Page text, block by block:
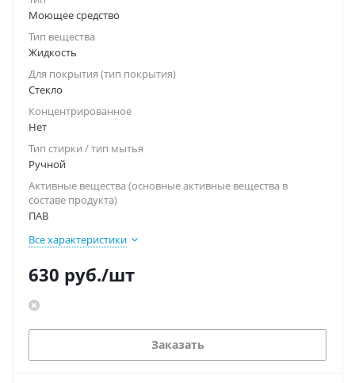
Моющее средство
Тип вещества
Жидкость
Для покрытия (тип покрытия)
Стекло
Концентрированное
Нет
Тип стирки / тип мытья
Ручной
Активные вещества (основные активные вещества в
составе продукта)
ПАВ
Все характеристики
630 руб./шт
Заказать